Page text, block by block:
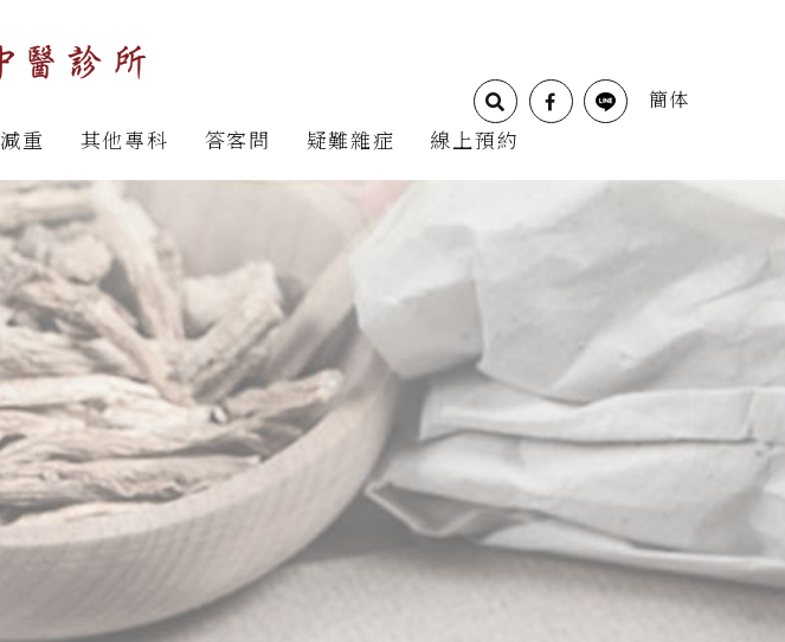
簡体
重 其他專科
轉骨增高
不孕治療
自律神經失調
穴位減敏
皮膚問題
聊聊專欄
答客問 疑難雜症 線上預約